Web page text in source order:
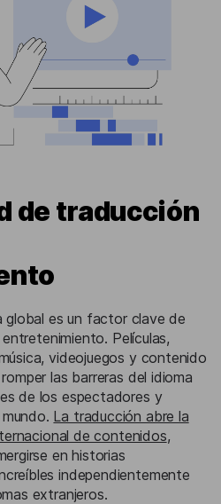
de traducción
global es un factor clave de
Películas,
videojuegos y contenido
las barreras del idioma
de los espectadores y
La traducción abre la
de contenidos,
en historias
independientemente
extranjeros.